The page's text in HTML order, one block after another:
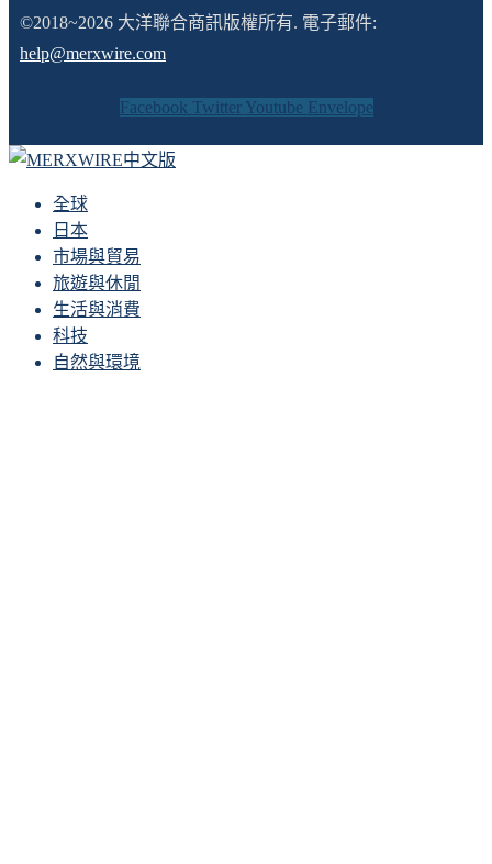
©2018~2026 大洋聯合商訊版權所有. 電子郵件:
help@merxwire.com
Facebook Twitter Youtube Envelope
全球
日本
市場與貿易
旅遊與休閒
生活與消費
科技
自然與環境